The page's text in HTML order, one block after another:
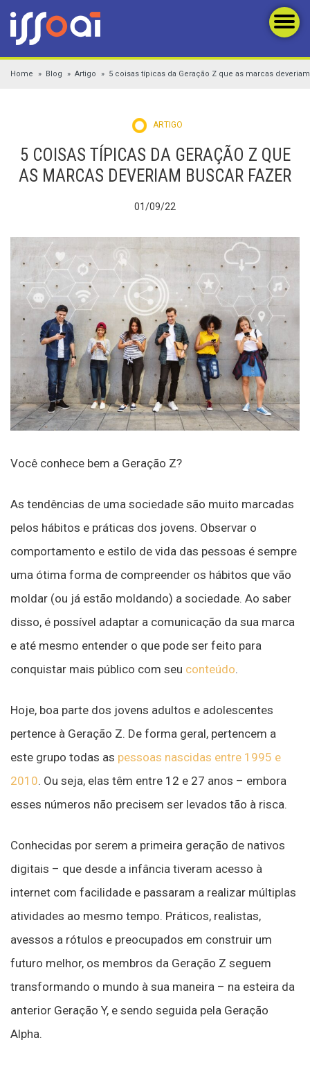
Home Blog Artigo 5 coisas típicas da Geração Z que as marcas
ARTIGO
5 COISAS TÍPICAS DA GERAÇÃO Z QUE
AS MARCAS DEVERIAM BUSCAR FAZER
01/09/22
Você conhece bem a Geração Z?
As tendências de uma sociedade são muito marcadas
pelos hábitos e práticas dos jovens. Observar o
comportamento e estilo de vida das pessoas é sempre
uma ótima forma de compreender os hábitos que vão
moldar (ou já estão moldando) a sociedade. Ao saber
disso, é possível adaptar a comunicação da sua marca
e até mesmo entender o que pode ser feito para
conquistar mais público com seu conteúdo.
Hoje, boa parte dos jovens adultos e adolescentes
pertence à Geração Z. De forma geral, pertencem a
este grupo todas as pessoas nascidas entre 1995 e
2010. Ou seja, elas têm entre 12 e 27 anos – embora
esses números não precisem ser levados tão à risca.
Conhecidas por serem a primeira geração de nativos
digitais – que desde a infância tiveram acesso à
internet com facilidade e passaram a realizar múltiplas
atividades ao mesmo tempo. Práticos, realistas,
avessos a rótulos e preocupados em construir um
futuro melhor, os membros da Geração Z seguem
transformando o mundo à sua maneira – na esteira da
anterior Geração Y, e sendo seguida pela Geração
Alpha.